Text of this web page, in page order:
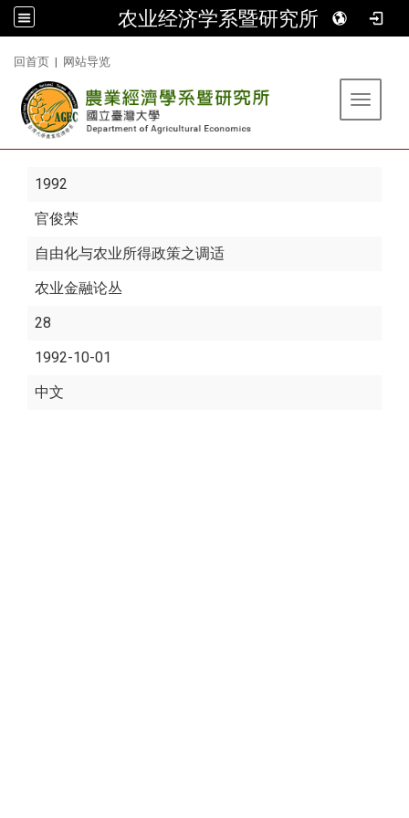
农业经济学系暨研究所
回首页 | 网站导览
Toggle
1992
官俊荣
自由化与农业所得政策之调适
农业金融论丛
28
1992-10-01
中文